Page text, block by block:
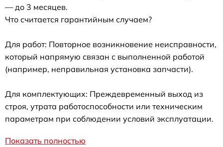
— до 3 месяцев.
Что считается гарантийным случаем?
Для работ: Повторное возникновение неисправности,
который напрямую связан с выполненной работой
(например, неправильная установка запчасти).
Для комплектующих: Преждевременный выход из
строя, утрата работоспособности или техническим
параметрам при соблюдении условий эксплуатации.
Показать полностью